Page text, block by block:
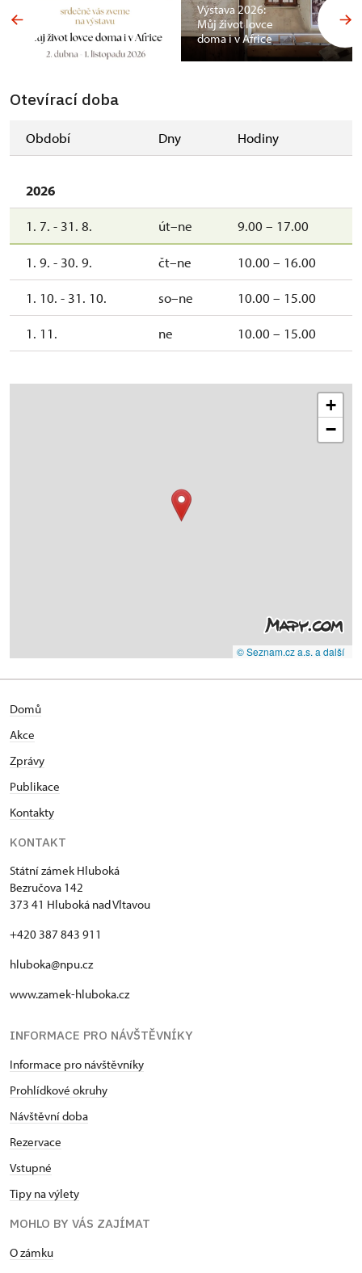
Výstava 2026:
Můj život lovce
doma i v Africe
Otevírací doba
Období Dny Hodiny
2026
1. 7. - 31. 8. út–ne 9.00 – 17.00
1. 9. - 30. 9. čt–ne 10.00 – 16.00
1. 10. - 31. 10. so–ne 10.00 – 15.00
1. 11. ne 10.00 – 15.00
+
−
© Seznam.cz a.s. a další
Domů
Akce
Zprávy
Publikace
Kontakty
KONTAKT
Státní zámek Hluboká
Bezručova 142
373 41 Hluboká nad Vltavou
+420 387 843 911
hluboka@npu.cz
www.zamek-hluboka.cz
INFORMACE PRO NÁVŠTĚVNÍKY
Informace pro návštěvníky
Prohlídkové okruhy
Návštěvní doba
Rezervace
Vstupné
Tipy na výlety
MOHLO BY VÁS ZAJÍMAT
O zámku